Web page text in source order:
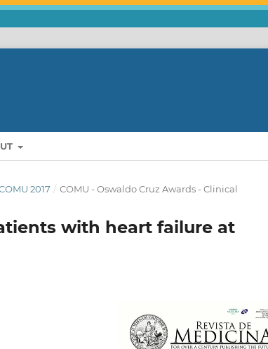
2017 / COMU - Oswaldo Cruz Awards - Clinical
with heart failure at